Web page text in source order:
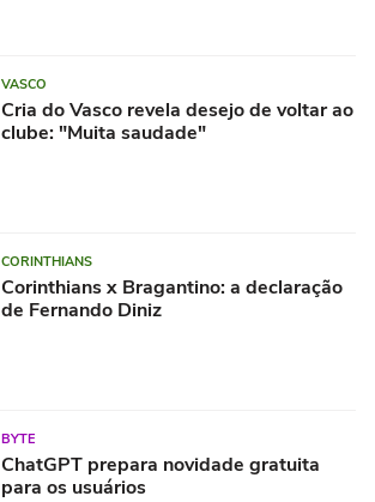
VASCO
Cria do Vasco revela desejo de voltar ao
clube: "Muita saudade"
CORINTHIANS
Corinthians x Bragantino: a declaração
de Fernando Diniz
BYTE
ChatGPT prepara novidade gratuita
para os usuários